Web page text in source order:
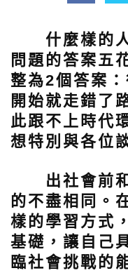
什麼樣的人
問題的答案五
整為2個答案
開始就走錯了
此跟不上時代
想特別與各位
出社會前和
的不盡相同。
樣的學習方式
基礎，讓自己
臨社會挑戰的